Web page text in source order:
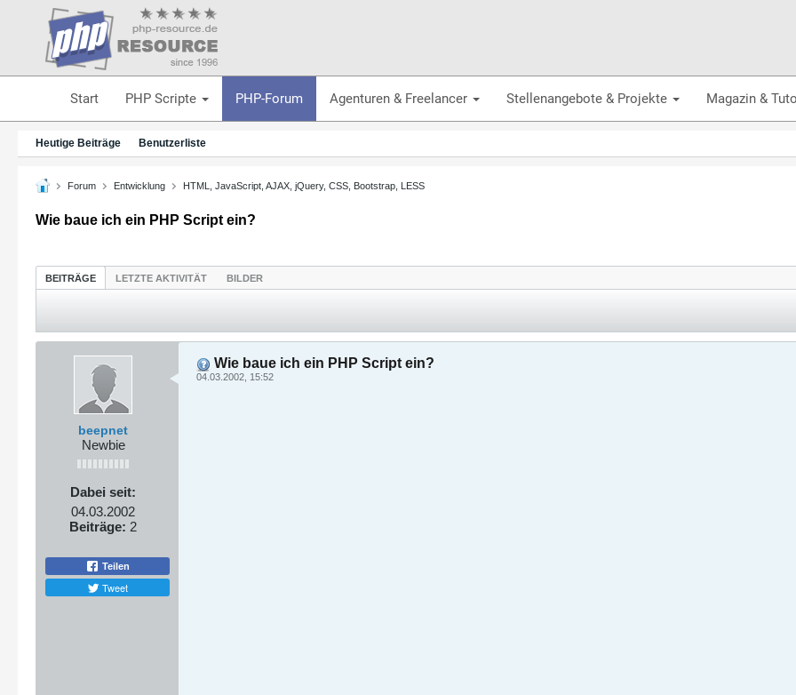
Start PHP Scripte PHP-Forum Agenturen & Freelancer Stellenangebote & Projekte Magazin &
Heutige Beiträge Benutzerliste
Forum Entwicklung HTML, JavaScript, AJAX, jQuery, CSS, Bootstrap, LESS
Wie baue ich ein PHP Script ein?
BEITRÄGE LETZTE AKTIVITÄT BILDER
beepnet
Newbie
Dabei seit:
04.03.2002
Beiträge: 2
Teilen
Tweet
Wie baue ich ein PHP Script ein?
04.03.2002, 15:52